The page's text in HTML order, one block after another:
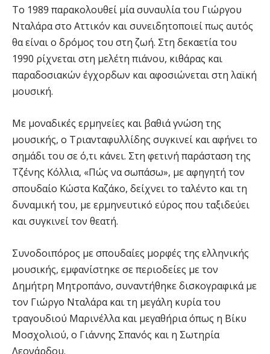
Το 1989 παρακολουθεί μία συναυλία του Γιώργου
Νταλάρα στο Αττικόν και συνειδητοποιεί πως αυτός
θα είναι ο δρόμος του στη ζωή. Στη δεκαετία του
1990 ρίχνεται στη μελέτη πιάνου, κιθάρας και
παραδοσιακών έγχορδων και αφοσιώνεται στη λαϊκή
μουσική.
Με μοναδικές ερμηνείες και βαθιά γνώση της
μουσικής, ο Τριανταφυλλίδης συγκινεί και αφήνει το
σημάδι του σε ό,τι κάνει. Στη φετινή παράσταση της
Τζένης Κόλλια, «Πώς να σωπάσω», με αφηγητή τον
σπουδαίο Κώστα Καζάκο, δείχνει το ταλέντο και τη
δυναμική του, με ερμηνευτικό εύρος που ταξιδεύει
και συγκινεί τον θεατή.
Συνοδοιπόρος με σπουδαίες μορφές της ελληνικής
μουσικής, εμφανίστηκε σε περιοδείες με τον
Δημήτρη Μητροπάνο, συναντήθηκε δισκογραφικά με
τον Γιώργο Νταλάρα και τη μεγάλη κυρία του
τραγουδιού Μαρινέλλα και μεγαθήρια όπως η Βίκυ
Μοσχολιού, ο Γιάννης Σπανός και η Σωτηρία
Λεονάρδου.